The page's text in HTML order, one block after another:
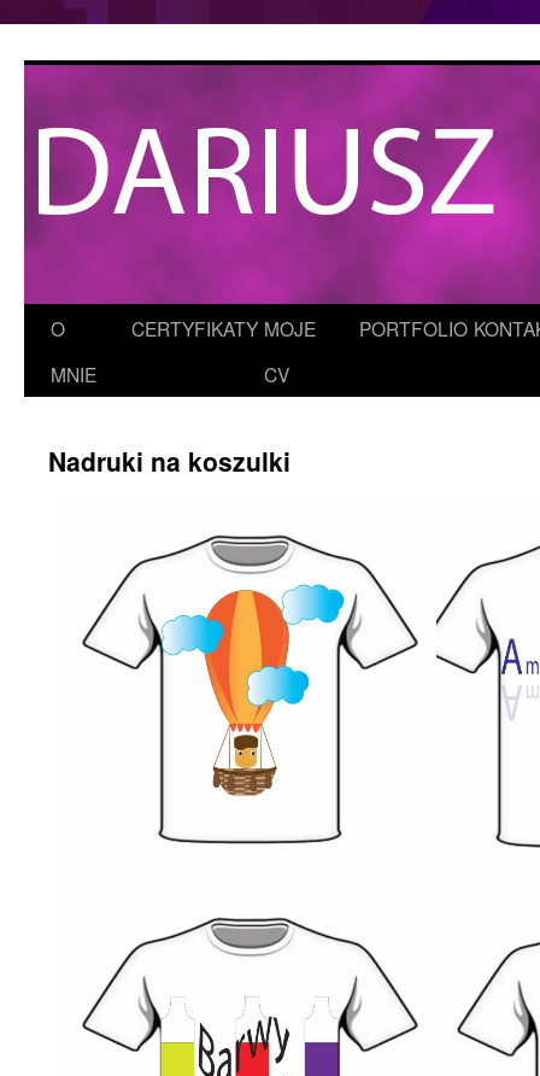
O
MNIE
CERTYFIKATY MOJE
CV
PORTFOLIO
Nadruki na koszulki